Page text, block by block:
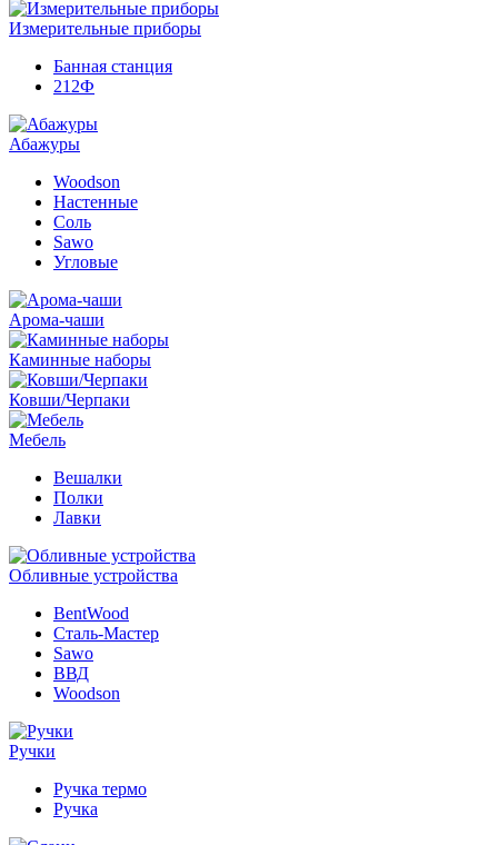
Измерительные приборы
Банная станция
212Ф
Абажуры
Woodson
Настенные
Соль
Sawo
Угловые
Арома-чаши
Каминные наборы
Ковши/Черпаки
Мебель
Вешалки
Полки
Лавки
Обливные устройства
BentWood
Сталь-Мастер
Sawo
ВВД
Woodson
Ручки
Ручка термо
Ручка